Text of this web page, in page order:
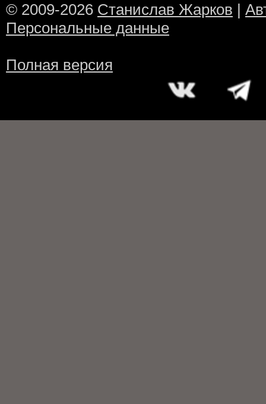
© 2009-2026 Станислав Жарков |
Персональные данные
Полная версия